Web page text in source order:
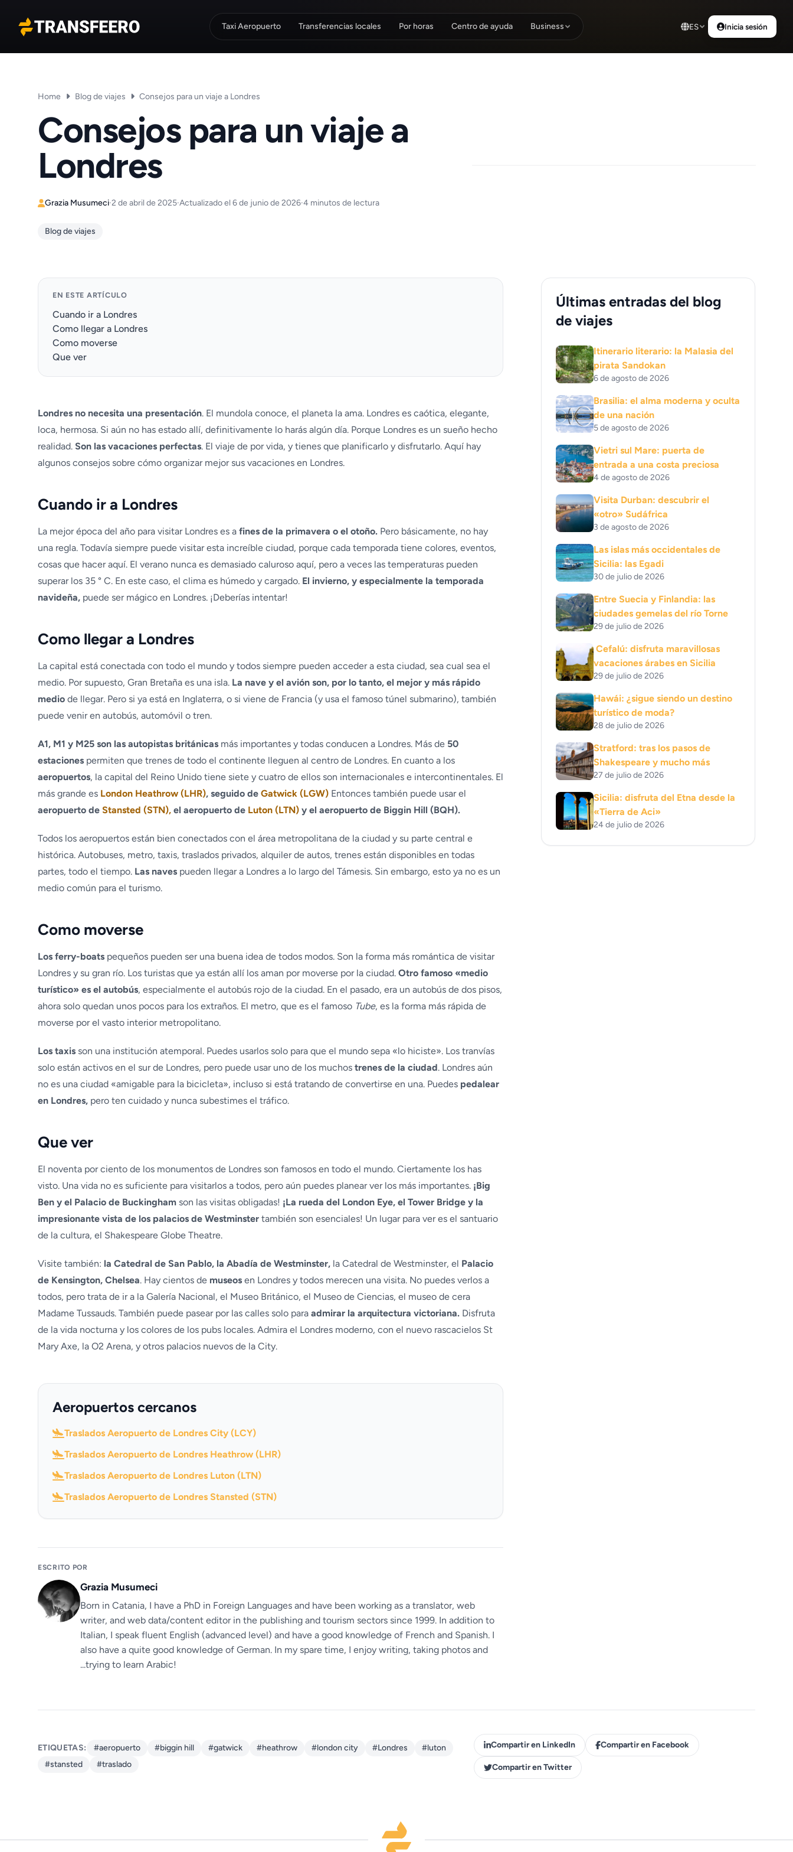
Transfeero
Taxi Aeropuerto Transferencias locales Por horas Centro de ayuda Business ES Inicia sesión
Home Blog de viajes Consejos para un viaje a Londres
Consejos para un viaje a
Londres
Grazia Musumeci·2 de abril de 2025·Actualizado el 6 de junio de 2026·4 minutos de lectura
Blog de viajes
EN ESTE ARTÍCULO
Cuando ir a Londres
Como llegar a Londres
Como moverse
Que ver
Londres no necesita una presentación. El mundola conoce, el planeta la ama. Londres es caótica, elegante,
loca, hermosa. Si aún no has estado allí, definitivamente lo harás algún día. Porque Londres es un sueño hecho
realidad. Son las vacaciones perfectas. El viaje de por vida, y tienes que planificarlo y disfrutarlo. Aquí hay
algunos consejos sobre cómo organizar mejor sus vacaciones en Londres.
Cuando ir a Londres
La mejor época del año para visitar Londres es a fines de la primavera o el otoño. Pero básicamente, no hay
una regla. Todavía siempre puede visitar esta increíble ciudad, porque cada temporada tiene colores, eventos,
cosas que hacer aquí. El verano nunca es demasiado caluroso aquí, pero a veces las temperaturas pueden
superar los 35 ° C. En este caso, el clima es húmedo y cargado. El invierno, y especialmente la temporada
navideña, puede ser mágico en Londres. ¡Deberías intentar!
Como llegar a Londres
La capital está conectada con todo el mundo y todos siempre pueden acceder a esta ciudad, sea cual sea el
medio. Por supuesto, Gran Bretaña es una isla. La nave y el avión son, por lo tanto, el mejor y más rápido
medio de llegar. Pero si ya está en Inglaterra, o si viene de Francia (y usa el famoso túnel submarino), también
puede venir en autobús, automóvil o tren.
A1, M1 y M25 son las autopistas británicas más importantes y todas conducen a Londres. Más de 50
estaciones permiten que trenes de todo el continente lleguen al centro de Londres. En cuanto a los
aeropuertos, la capital del Reino Unido tiene siete y cuatro de ellos son internacionales e intercontinentales. El
más grande es London Heathrow (LHR), seguido de Gatwick (LGW) Entonces también puede usar el
aeropuerto de Stansted (STN), el aeropuerto de Luton (LTN) y el aeropuerto de Biggin Hill (BQH).
Todos los aeropuertos están bien conectados con el área metropolitana de la ciudad y su parte central e
histórica. Autobuses, metro, taxis, traslados privados, alquiler de autos, trenes están disponibles en todas
partes, todo el tiempo. Las naves pueden llegar a Londres a lo largo del Támesis. Sin embargo, esto ya no es un
medio común para el turismo.
Como moverse
Los ferry-boats pequeños pueden ser una buena idea de todos modos. Son la forma más romántica de visitar
Londres y su gran río. Los turistas que ya están allí los aman por moverse por la ciudad. Otro famoso «medio
turístico» es el autobús, especialmente el autobús rojo de la ciudad. En el pasado, era un autobús de dos pisos,
ahora solo quedan unos pocos para los extraños. El metro, que es el famoso Tube, es la forma más rápida de
moverse por el vasto interior metropolitano.
Los taxis son una institución atemporal. Puedes usarlos solo para que el mundo sepa «lo hiciste». Los tranvías
solo están activos en el sur de Londres, pero puede usar uno de los muchos trenes de la ciudad. Londres aún
no es una ciudad «amigable para la bicicleta», incluso si está tratando de convertirse en una. Puedes pedalear
en Londres, pero ten cuidado y nunca subestimes el tráfico.
Que ver
El noventa por ciento de los monumentos de Londres son famosos en todo el mundo. Ciertamente los has
visto. Una vida no es suficiente para visitarlos a todos, pero aún puedes planear ver los más importantes. ¡Big
Ben y el Palacio de Buckingham son las visitas obligadas! ¡La rueda del London Eye, el Tower Bridge y la
impresionante vista de los palacios de Westminster también son esenciales! Un lugar para ver es el santuario
de la cultura, el Shakespeare Globe Theatre.
Visite también: la Catedral de San Pablo, la Abadía de Westminster, la Catedral de Westminster, el Palacio
de Kensington, Chelsea. Hay cientos de museos en Londres y todos merecen una visita. No puedes verlos a
todos, pero trata de ir a la Galería Nacional, el Museo Británico, el Museo de Ciencias, el museo de cera
Madame Tussauds. También puede pasear por las calles solo para admirar la arquitectura victoriana. Disfruta
de la vida nocturna y los colores de los pubs locales. Admira el Londres moderno, con el nuevo rascacielos St
Mary Axe, la O2 Arena, y otros palacios nuevos de la City.
Aeropuertos cercanos
Traslados Aeropuerto de Londres City (LCY)
Traslados Aeropuerto de Londres Heathrow (LHR)
Traslados Aeropuerto de Londres Luton (LTN)
Traslados Aeropuerto de Londres Stansted (STN)
ESCRITO POR
Grazia Musumeci
Born in Catania, I have a PhD in Foreign Languages ​​and have been working as a translator, web
writer, and web data/content editor in the publishing and tourism sectors since 1999. In addition to
Italian, I speak fluent English (advanced level) and have a good knowledge of French and Spanish. I
also have a quite good knowledge of German. In my spare time, I enjoy writing, taking photos and
...trying to learn Arabic!
Últimas entradas del blog
de viajes
Itinerario literario: la Malasia del
pirata Sandokan
6 de agosto de 2026
Brasilia: el alma moderna y oculta
de una nación
5 de agosto de 2026
Vietri sul Mare: puerta de
entrada a una costa preciosa
4 de agosto de 2026
Visita Durban: descubrir el
«otro» Sudáfrica
3 de agosto de 2026
Las islas más occidentales de
Sicilia: las Egadi
30 de julio de 2026
Entre Suecia y Finlandia: las
ciudades gemelas del río Torne
29 de julio de 2026
Cefalú: disfruta maravillosas
vacaciones árabes en Sicilia
29 de julio de 2026
Hawái: ¿sigue siendo un destino
turístico de moda?
28 de julio de 2026
Stratford: tras los pasos de
Shakespeare y mucho más
27 de julio de 2026
Sicilia: disfruta del Etna desde la
«Tierra de Aci»
24 de julio de 2026
ETIQUETAS: #aeropuerto #biggin hill #gatwick #heathrow #london city #Londres
#luton
#stansted
#traslado
Compartir en LinkedIn Compartir en Facebook
Compartir en Twitter